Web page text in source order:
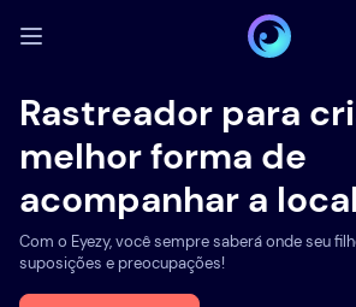
FAZER LOGIN
Demo
Funções
Sobre Nós
Blog
Rastreador para
melhor forma de
acompanhar a
Com o Eyezy, você sempre saberá onde seu
suposições e preocupações!